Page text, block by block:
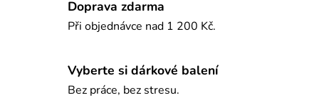
Doprava zdarma
Při objednávce nad 1 200 Kč.
Vyberte si dárkové balení
Bez práce, bez stresu.